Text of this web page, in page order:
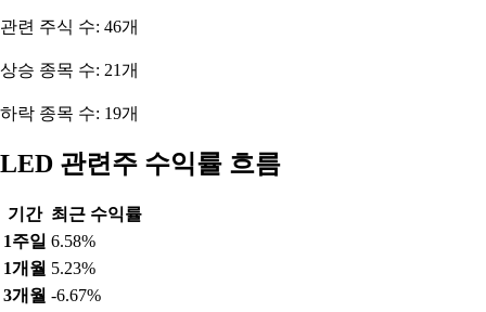
관련 주식 수: 46개
상승 종목 수: 21개
하락 종목 수: 19개
LED 관련주 수익률 흐름
기간 최근 수익률
1주일 6.58%
1개월 5.23%
3개월 -6.67%